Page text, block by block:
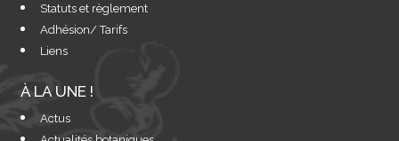
Statuts et règlement
Adhésion/ Tarifs
Liens
À LA UNE !
Actus